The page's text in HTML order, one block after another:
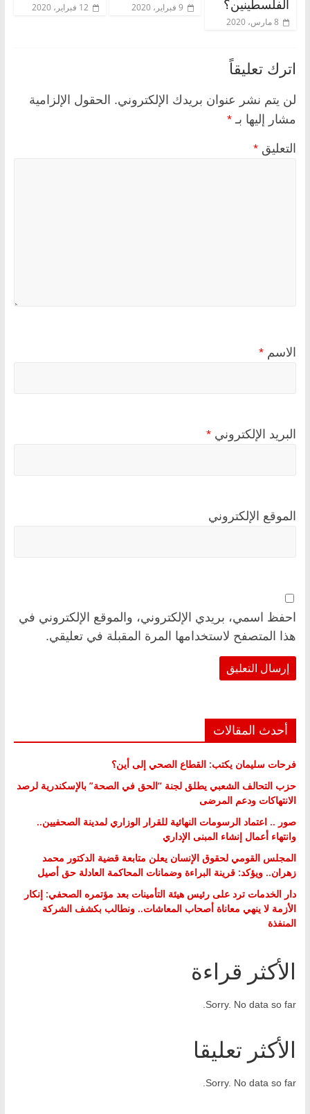
الفلسطينين؟
8 مارس، 2020
9 فبراير، 2020 12 فبراير، 2020
اترك تعليقاً
لن يتم نشر عنوان بريدك الإلكتروني. الحقول الإلزامية
مشار إليها بـ *
التعليق *
الاسم *
البريد الإلكتروني *
الموقع الإلكتروني
احفظ اسمي، بريدي الإلكتروني، والموقع الإلكتروني في
هذا المتصفح لاستخدامها المرة المقبلة في تعليقي.
أحدث المقالات
فرحات سليمان يكتب: القطاع الصحي إلى أين؟
حزب التحالف الشعبي يطلق لجنة “الحق في الصحة” بالإسكندرية لرصد
الانتهاكات ودعم المرضى
صور .. اعتماد الرسومات النهائية للقرار الوزاري لمدينة الصحفيين..
وانتهاء أعمال إنشاء المبنى الإداري
المجلس القومي لحقوق الإنسان يعلن متابعة قضية الدكتور محمد
زهران.. ويؤكد: قرينة البراءة وضمانات المحاكمة العادلة حق أصيل
دار الخدمات ترد على رئيس هيئة التأمينات بعد مؤتمره الصحفي: إنكار
الأزمة لا ينهي معاناة أصحاب المعاشات.. ونطالب بكشف الشركة
المنفذة
الأكثر قراءة
Sorry. No data so far.
الأكثر تعليقا
Sorry. No data so far.